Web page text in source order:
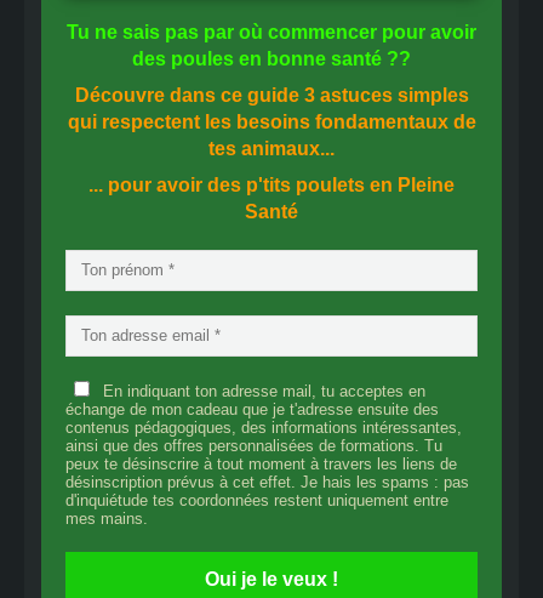
Tu ne sais pas par où commencer pour avoir
des poules en bonne santé ??
Découvre dans ce guide 3 astuces simples
qui respectent les besoins fondamentaux de
tes animaux...
... pour avoir des p'tits poulets en Pleine
Santé
En indiquant ton adresse mail, tu acceptes en
échange de mon cadeau que je t'adresse ensuite des
contenus pédagogiques, des informations intéressantes,
ainsi que des offres personnalisées de formations. Tu
peux te désinscrire à tout moment à travers les liens de
désinscription prévus à cet effet. Je hais les spams : pas
d'inquiétude tes coordonnées restent uniquement entre
mes mains.
Oui je le veux !